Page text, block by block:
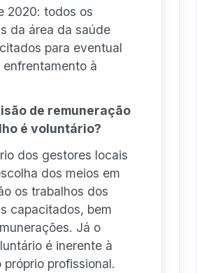
2020: todos os
da área da saúde
para eventual
à
de remuneração
é voluntário?
dos gestores locais
dos meios em
os trabalhos dos
capacitados, bem
Já o
é inerente à
profissional.